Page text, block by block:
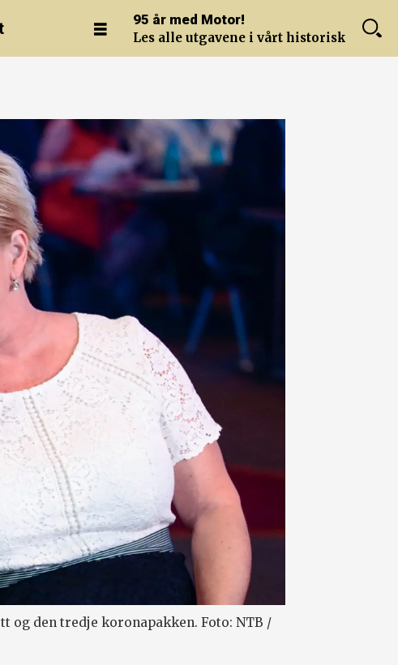
95 år med Motor!
Les alle utgavene i vårt historiske arkiv.
og den tredje koronapakken. Foto: NTB /